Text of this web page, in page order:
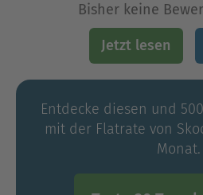
Bisher keine
Jetzt lesen
Entdecke diesen und
mit der Flatrate von
Monat.